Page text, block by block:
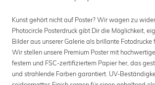
Kunst gehört nicht auf Poster? Wir wagen zu
Photocircle Posterdruck gibt Dir die Möglichkeit,
Bilder aus unserer Galerie als brillante Fotodrucke
Wir stellen unsere Premium Poster mit
festem und FSC-zertifiziertem Papier her, das
und strahlende Farben garantiert. UV-